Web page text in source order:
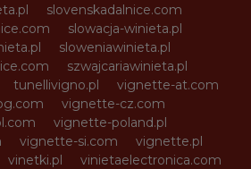
slovenskadalnice.com
slowacja-winieta.pl
sloweniawinieta.pl
szwajcariawinieta.pl
tunellivigno.pl
vignette-at.com
vignette-cz.com
vignette-poland.pl
vignette-si.com
vignette.pl
vinetki.pl
vinietaelectronica.com